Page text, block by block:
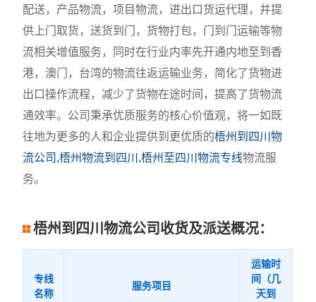
配送，产品物流，项目物流，进出口货运代理，并提
供上门取货，送货到门，货物打包，门到门运输等物
流相关增值服务，同时在行业内率先开通内地至到香
港，澳门，台湾的物流往返运输业务，简化了货物进
出口操作流程，减少了货物在途时间，提高了货物流
通效率。公司秉承优质服务的核心价值观，将一如既
往地为更多的人和企业提供到更优质的梧州到四川物
流公司,梧州物流到四川,梧州至四川物流专线物流服
务。
梧州到四川物流公司收货及派送概况：
专线
名称
服务项目
运输时
间（几
天到